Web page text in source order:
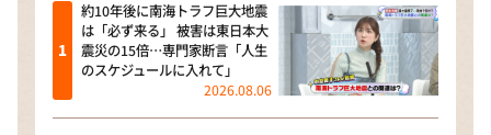
約10年後に南海トラフ巨大地震
は「必ず来る」 被害は東日本大
震災の15倍…専門家断言「人生
のスケジュールに入れて」
2026.08.06